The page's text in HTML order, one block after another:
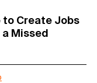
to Create Jobs
Missed